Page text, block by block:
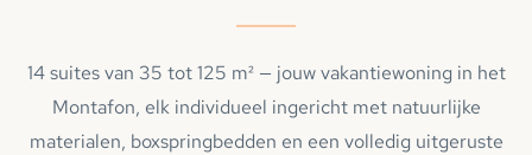
14 suites van 35 tot 125 m² — jouw vakantiewoning in het
Montafon, elk individueel ingericht met natuurlijke
materialen, boxspringbedden en een volledig uitgeruste